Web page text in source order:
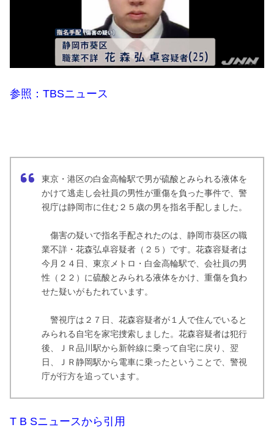
参照：TBSニュース
東京・港区の白金高輪駅で男が硫酸とみられる液体を
かけて逃走し会社員の男性が重傷を負った事件で、警
視庁は静岡市に住む２５歳の男を指名手配しました。
傷害の疑いで指名手配されたのは、静岡市葵区の職
業不詳・花森弘卓容疑者（２５）です。花森容疑者は
今月２４日、東京メトロ・白金高輪駅で、会社員の男
性（２２）に硫酸とみられる液体をかけ、重傷を負わ
せた疑いがもたれています。
警視庁は２７日、花森容疑者が１人で住んでいると
みられる自宅を家宅捜索しました。花森容疑者は犯行
後、ＪＲ品川駅から新幹線に乗って自宅に戻り、翌
日、ＪＲ静岡駅から電車に乗ったということで、警視
庁が行方を追っています。
T B Sニュースから引用